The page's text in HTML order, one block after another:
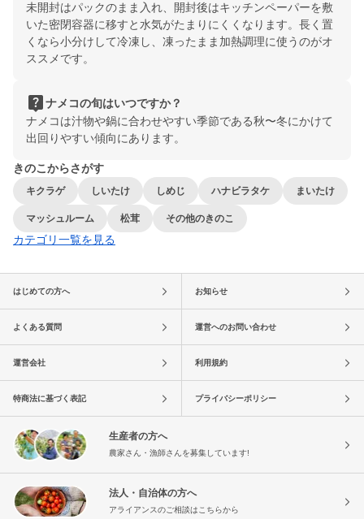
未開封はパックのまま入れ、開封後はキッチンペーパーを敷
いた密閉容器に移すと水気がたまりにくくなります。長く置
くなら小分けして冷凍し、凍ったまま加熱調理に使うのがオ
ススメです。
live_helpナメコの旬はいつですか？
ナメコは汁物や鍋に合わせやすい季節である秋〜冬にかけて
出回りやすい傾向にあります。
きのこからさがす
キクラゲ しいたけ しめじ ハナビラタケ まいたけ
マッシュルーム 松茸 その他のきのこ
カテゴリ一覧を見る
はじめての方へ お知らせ
よくある質問 運営へのお問い合わせ
運営会社 利用規約
特商法に基づく表記 プライバシーポリシー
生産者の方へ
農家さん・漁師さんを募集しています!
法人・自治体の方へ
アライアンスのご相談はこちらから